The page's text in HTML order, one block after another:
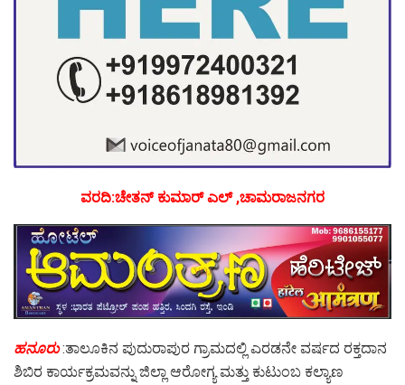
ವರದಿ:ಚೇತನ್ ಕುಮಾರ್ ಎಲ್ ,ಚಾಮರಾಜನಗರ
ಹನೂರು:ತಾಲೂಕಿನ ಪುದುರಾಪುರ ಗ್ರಾಮದಲ್ಲಿ ಎರಡನೇ ವರ್ಷದ ರಕ್ತದಾನ
ಶಿಬಿರ ಕಾರ್ಯಕ್ರಮವನ್ನು ಜಿಲ್ಲಾ ಆರೋಗ್ಯ ಮತ್ತು ಕುಟುಂಬ ಕಲ್ಯಾಣ